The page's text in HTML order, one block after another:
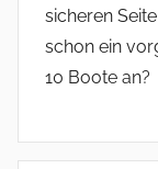
sicheren
schon ein
10 Boote an?